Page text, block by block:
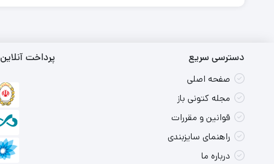
دسترسی سریع
صفحه اصلی
مجله کتونی باز
قوانین و مقررات
راهنمای سایزبندی
درباره ما
پرداخت آنلاین